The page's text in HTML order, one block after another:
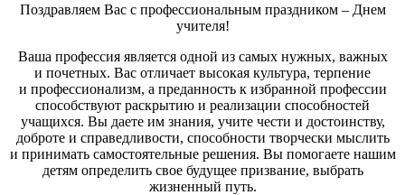
Поздравляем Вас с профессиональным праздником – Днем
учителя!
Ваша профессия является одной из самых нужных, важных
и почетных. Вас отличает высокая культура, терпение
и профессионализм, а преданность к избранной профессии
способствуют раскрытию и реализации способностей
учащихся. Вы даете им знания, учите чести и достоинству,
доброте и справедливости, способности творчески мыслить
и принимать самостоятельные решения. Вы помогаете нашим
детям определить свое будущее призвание, выбрать
жизненный путь.